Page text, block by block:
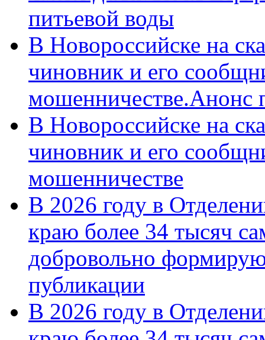
питьевой воды
В Новороссийске на
чиновник и его
мошенничестве.Анонс
В Новороссийске на
чиновник и его
мошенничестве
В 2026 году в
краю более 34 тысяч
добровольно
публикации
В 2026 году в